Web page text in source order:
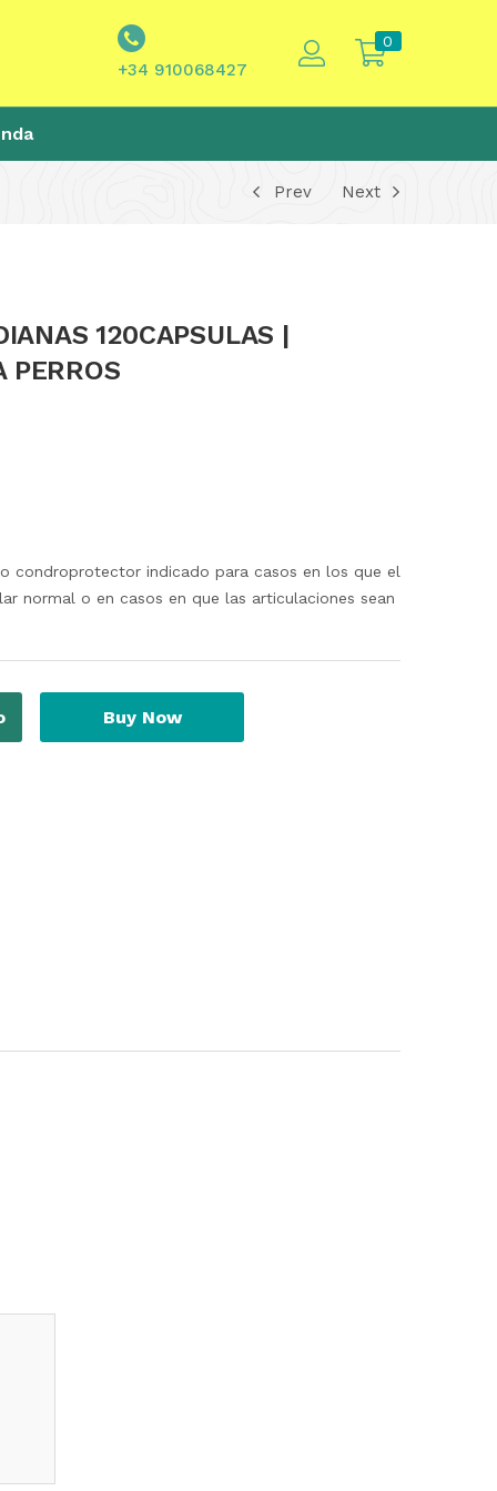
+34 910068427
0
Prev Next
120CAPSULAS |
PERROS
condroprotector indicado para casos en los que el
normal o en casos en que las articulaciones sean
Buy Now